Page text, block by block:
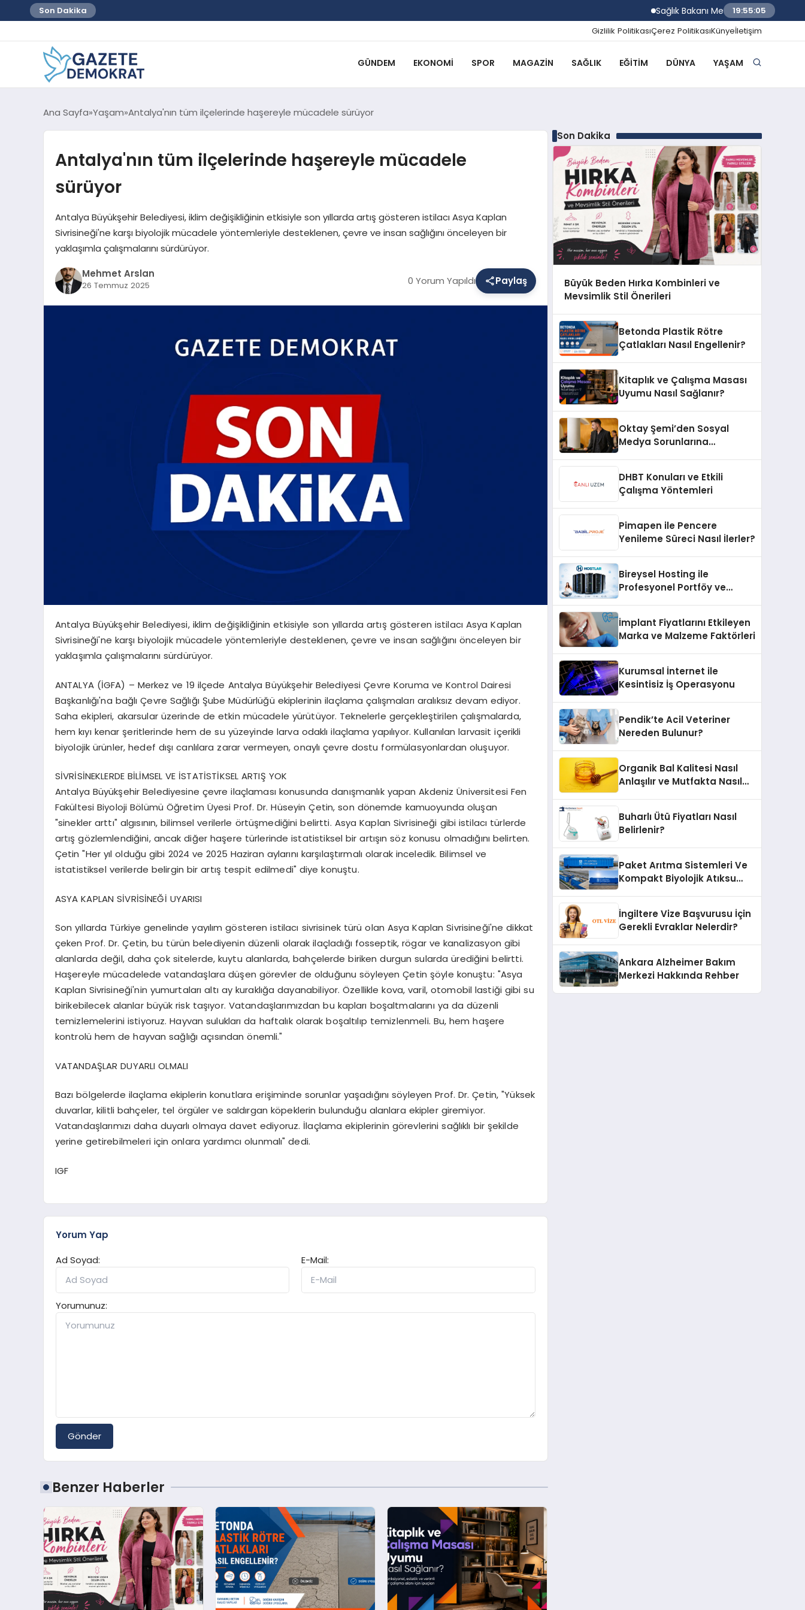
Son Dakika Sağlık Bakanı Memişoğlu Trabzon Şehir
19:55:06
Gizlilik PolitikasıÇerez PolitikasıKünyeİletişim
GÜNDEM EKONOMI SPOR MAGAZIN SAĞLIK EĞITIM DÜNYA YAŞAM
Ana Sayfa Yaşam Antalya'nın tüm ilçelerinde haşereyle mücadele sürüyor
Antalya'nın tüm ilçelerinde haşereyle mücadele
sürüyor
Antalya Büyükşehir Belediyesi, iklim değişikliğinin etkisiyle son yıllarda artış gösteren istilacı Asya Kaplan
Sivrisineği'ne karşı biyolojik mücadele yöntemleriyle desteklenen, çevre ve insan sağlığını önceleyen bir
yaklaşımla çalışmalarını sürdürüyor.
Mehmet Arslan
26 Temmuz 2025 0 Yorum Yapıldı Paylaş
Antalya Büyükşehir Belediyesi, iklim değişikliğinin etkisiyle son yıllarda artış gösteren istilacı Asya Kaplan
Sivrisineği'ne karşı biyolojik mücadele yöntemleriyle desteklenen, çevre ve insan sağlığını önceleyen bir
yaklaşımla çalışmalarını sürdürüyor.
ANTALYA (İGFA) – Merkez ve 19 ilçede Antalya Büyükşehir Belediyesi Çevre Koruma ve Kontrol Dairesi
Başkanlığı'na bağlı Çevre Sağlığı Şube Müdürlüğü ekiplerinin ilaçlama çalışmaları aralıksız devam ediyor.
Saha ekipleri, akarsular üzerinde de etkin mücadele yürütüyor. Teknelerle gerçekleştirilen çalışmalarda,
hem kıyı kenar şeritlerinde hem de su yüzeyinde larva odaklı ilaçlama yapılıyor. Kullanılan larvasit içerikli
biyolojik ürünler, hedef dışı canlılara zarar vermeyen, onaylı çevre dostu formülasyonlardan oluşuyor.
SİVRİSİNEKLERDE BİLİMSEL VE İSTATİSTİKSEL ARTIŞ YOK
Antalya Büyükşehir Belediyesine çevre ilaçlaması konusunda danışmanlık yapan Akdeniz Üniversitesi Fen
Fakültesi Biyoloji Bölümü Öğretim Üyesi Prof. Dr. Hüseyin Çetin, son dönemde kamuoyunda oluşan
"sinekler arttı" algısının, bilimsel verilerle örtüşmediğini belirtti. Asya Kaplan Sivrisineği gibi istilacı türlerde
artış gözlemlendiğini, ancak diğer haşere türlerinde istatistiksel bir artışın söz konusu olmadığını belirten.
Çetin "Her yıl olduğu gibi 2024 ve 2025 Haziran aylarını karşılaştırmalı olarak inceledik. Bilimsel ve
istatistiksel verilerde belirgin bir artış tespit edilmedi" diye konuştu.
ASYA KAPLAN SİVRİSİNEĞİ UYARISI
Son yıllarda Türkiye genelinde yayılım gösteren istilacı sivrisinek türü olan Asya Kaplan Sivrisineği'ne dikkat
çeken Prof. Dr. Çetin, bu türün belediyenin düzenli olarak ilaçladığı fosseptik, rögar ve kanalizasyon gibi
alanlarda değil, daha çok sitelerde, kuytu alanlarda, bahçelerde biriken durgun sularda ürediğini belirtti.
Haşereyle mücadelede vatandaşlara düşen görevler de olduğunu söyleyen Çetin şöyle konuştu: "Asya
Kaplan Sivrisineği'nin yumurtaları altı ay kuraklığa dayanabiliyor. Özellikle kova, varil, otomobil lastiği gibi su
birikebilecek alanlar büyük risk taşıyor. Vatandaşlarımızdan bu kapları boşaltmalarını ya da düzenli
temizlemelerini istiyoruz. Hayvan sulukları da haftalık olarak boşaltılıp temizlenmeli. Bu, hem haşere
kontrolü hem de hayvan sağlığı açısından önemli."
VATANDAŞLAR DUYARLI OLMALI
Bazı bölgelerde ilaçlama ekiplerin konutlara erişiminde sorunlar yaşadığını söyleyen Prof. Dr. Çetin, "Yüksek
duvarlar, kilitli bahçeler, tel örgüler ve saldırgan köpeklerin bulunduğu alanlara ekipler giremiyor.
Vatandaşlarımızı daha duyarlı olmaya davet ediyoruz. İlaçlama ekiplerinin görevlerini sağlıklı bir şekilde
yerine getirebilmeleri için onlara yardımcı olunmalı" dedi.
IGF
Yorum Yap
Ad Soyad:
E-Mail:
Yorumunuz:
Gönder
Benzer Haberler
Son Dakika
Büyük Beden Hırka Kombinleri ve
Mevsimlik Stil Önerileri
Betonda Plastik Rötre
Çatlakları Nasıl Engellenir?
Kitaplık ve Çalışma Masası
Uyumu Nasıl Sağlanır?
Oktay Şemi’den Sosyal
Medya Sorunlarına
DHBT Konuları ve Etkili
Çalışma Yöntemleri
Pimapen ile Pencere
Yenileme Süreci Nasıl İlerler?
Bireysel Hosting ile
Profesyonel Portföy ve
İmplant Fiyatlarını Etkileyen
Marka ve Malzeme Faktörleri
Kurumsal İnternet ile
Kesintisiz İş Operasyonu
Pendik’te Acil Veteriner
Nereden Bulunur?
Organik Bal Kalitesi Nasıl
Anlaşılır ve Mutfakta Nasıl
Buharlı Ütü Fiyatları Nasıl
Belirlenir?
Paket Arıtma Sistemleri Ve
Kompakt Biyolojik Atıksu
İngiltere Vize Başvurusu İçin
Gerekli Evraklar Nelerdir?
Ankara Alzheimer Bakım
Merkezi Hakkında Rehber